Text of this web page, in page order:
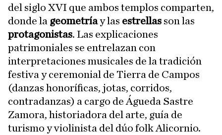
del siglo XVI que ambos templos comparten,
donde la geometríay las estrellas son las
protagonistas. Las explicaciones
patrimoniales se entrelazan con
interpretaciones musicales de la tradición
festiva y ceremonial de Tierra de Campos
(danzas honoríficas, jotas, corridos,
contradanzas) a cargo de Águeda Sastre
Zamora, historiadora del arte, guía de
turismo y violinista del dúo folk Alicornio.